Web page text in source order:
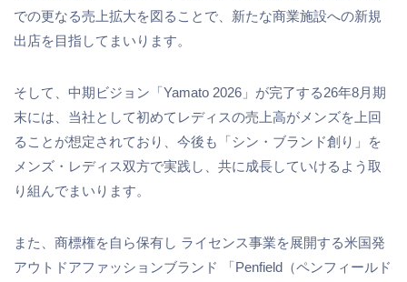
での更なる売上拡大を図ることで、新たな商業施設への新規
出店を目指してまいります。
そして、中期ビジョン「Yamato 2026」が完了する26年8月期
末には、当社として初めてレディスの売上高がメンズを上回
ることが想定されており、今後も「シン・ブランド創り」を
メンズ・レディス双方で実践し、共に成長していけるよう取
り組んでまいります。
また、商標権を自ら保有し ライセンス事業を展開する米国発
アウトドアファッションブランド 「Penfield（ペンフィールド